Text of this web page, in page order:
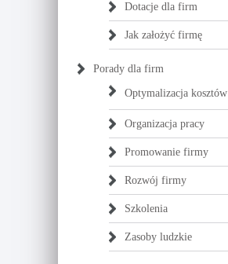
Dotacje dla firm
Jak założyć firmę
Porady dla firm
Optymalizacja kosztów
Organizacja pracy
Promowanie firmy
Rozwój firmy
Szkolenia
Zasoby ludzkie